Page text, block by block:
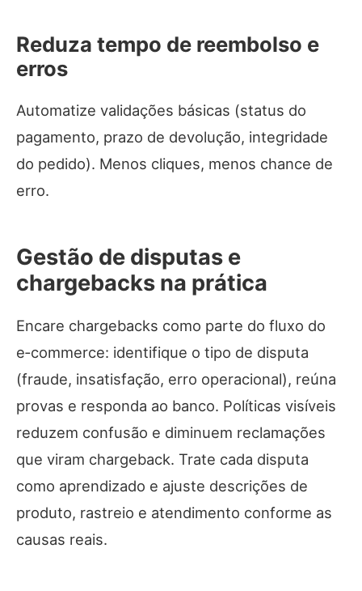
Reduza tempo de reembolso e
erros
Automatize validações básicas (status do
pagamento, prazo de devolução, integridade
do pedido). Menos cliques, menos chance de
erro.
Gestão de disputas e
chargebacks na prática
Encare chargebacks como parte do fluxo do
e‑commerce: identifique o tipo de disputa
(fraude, insatisfação, erro operacional), reúna
provas e responda ao banco. Políticas visíveis
reduzem confusão e diminuem reclamações
que viram chargeback. Trate cada disputa
como aprendizado e ajuste descrições de
produto, rastreio e atendimento conforme as
causas reais.